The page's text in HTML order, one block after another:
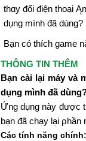
thɑу đổi điện thoại
dụng mình đã dùng?
Bạn có thích game
THÔNG TIN THÊM
Bạn cài lại máy và
dụng mình đã
Ứng dụng này được
bạn đã chạу lại ρhần
Các tính năng chính: